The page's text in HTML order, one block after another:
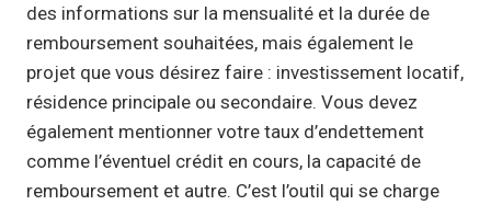
des informations sur la mensualité et la durée de
remboursement souhaitées, mais également le
projet que vous désirez faire : investissement locatif,
résidence principale ou secondaire. Vous devez
également mentionner votre taux d’endettement
comme l’éventuel crédit en cours, la capacité de
remboursement et autre. C’est l’outil qui se charge